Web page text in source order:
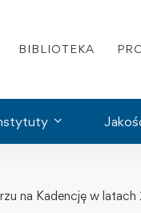
BIBLIOTEKA
na Kadencję w